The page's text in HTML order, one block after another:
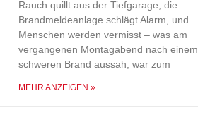
Rauch quillt aus der Tiefgarage, die
Brandmeldeanlage schlägt Alarm, und
Menschen werden vermisst – was am
vergangenen Montagabend nach einem
schweren Brand aussah, war zum
MEHR ANZEIGEN »